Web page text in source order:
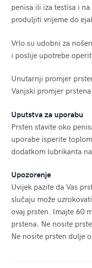
penisa ili iza testisa i
produljiti vrijeme do
Vrlo su udobni za
i poslije upotrebe
Unutarnji promjer
Vanjski promjer
Uputstva za uporabu
Prsten stavite oko
uporabe isperite
dodatkom lubrikanta na
Upozorenje
Uvijek pazite da Vas
slučaju može
ovaj prsten. Imajte 60
prstena. Ne nosite
Ne nosite prsten dulje